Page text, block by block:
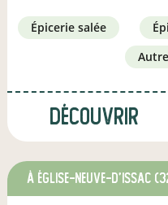
épicerie salée
Découvrir
à Église-Neuve-d'Issac